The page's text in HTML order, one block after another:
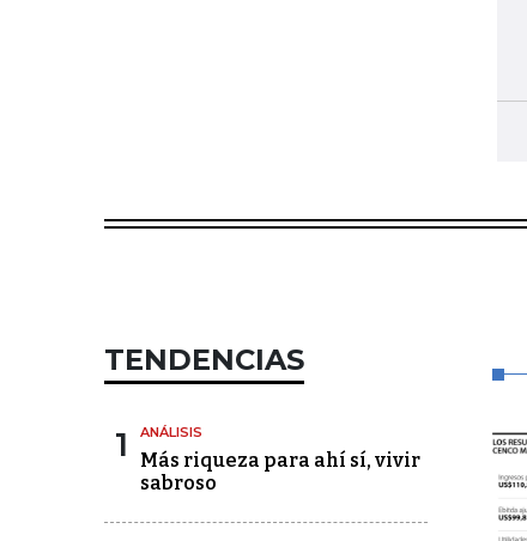
TENDENCIAS
1 ANÁLISIS
Más riqueza para ahí sí, vivir
sabroso